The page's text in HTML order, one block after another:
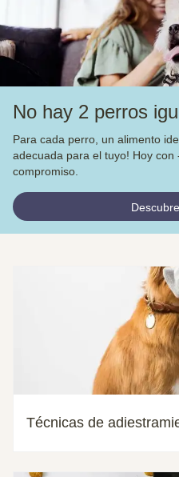
No hay 2 perros
Para cada perro, un alimento
adecuada para el tuyo! Hoy
compromiso.
Técnicas de